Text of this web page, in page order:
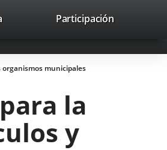
Participación
municipales
la
y